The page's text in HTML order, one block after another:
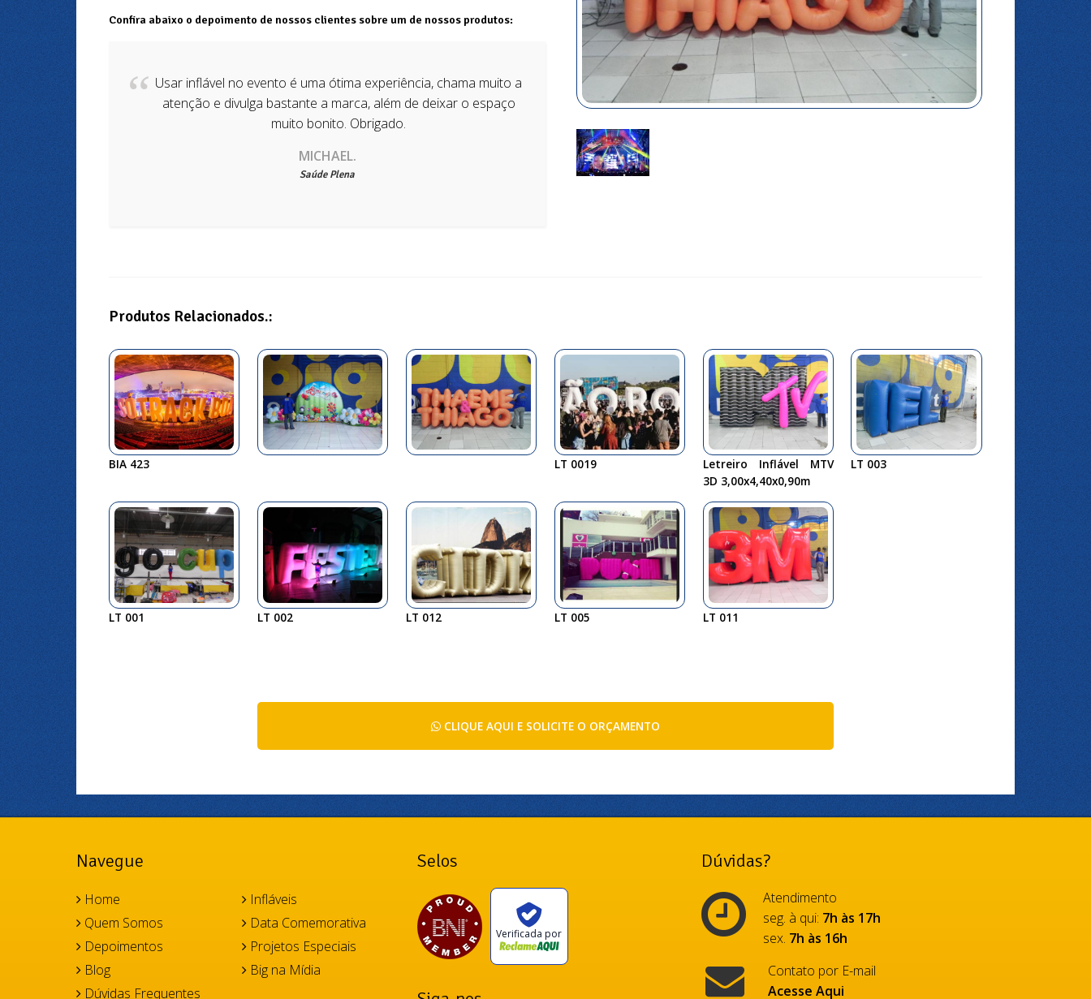
Confira abaixo o depoimento de nossos clientes sobre um de nossos produtos:
Usar inflável no evento é uma ótima experiência, chama muito a
atenção e divulga bastante a marca, além de deixar o espaço
muito bonito. Obrigado.
​MICHAEL.
Saúde Plena
Produtos Relacionados.:
BIA 423 LT 0019
Letreiro Inflável MTV
3D 3,00x4,40x0,90m
LT 003
LT 001 LT 002 LT 012 LT 005 LT 011
CLIQUE AQUI E SOLICITE O ORÇAMENTO
Navegue
Home
Quem Somos
Depoimentos
Blog
Dúvidas Frequentes
Infláveis
Data Comemorativa
Projetos Especiais
Big na Mídia
Selos
Verificada por
Dúvidas?
Atendimento
seg. à qui: 7h às 17h
sex. 7h às 16h
Contato por E-mail
Acesse Aqui